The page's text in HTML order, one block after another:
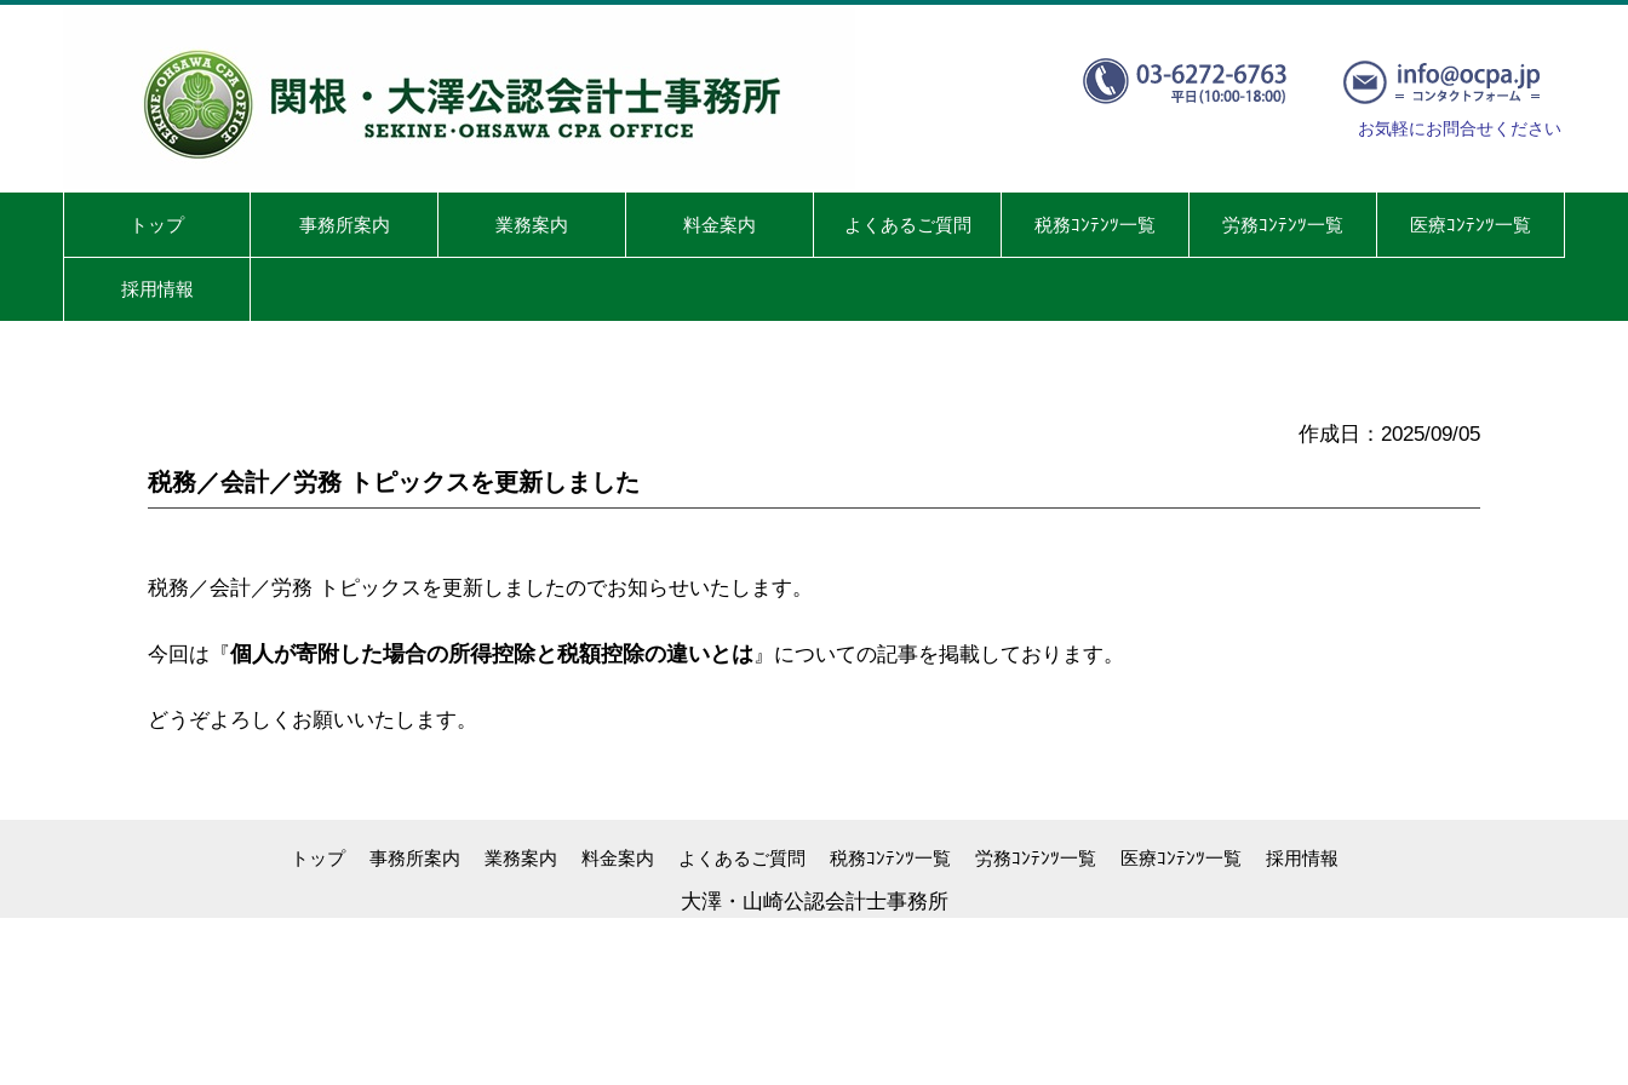
お気軽にお問合せください
トップ 事務所案内 業務案内 料金案内 よくあるご質問 税務ｺﾝﾃﾝﾂ一覧 労務ｺﾝﾃﾝﾂ一覧 医療ｺﾝﾃﾝﾂ一覧
採用情報
作成日：2025/09/05
税務／会計／労務 トピックスを更新しました
税務／会計／労務 トピックスを更新しましたのでお知らせいたします。
今回は 『個人が寄附した場合の所得控除と税額控除の違いとは』 についての記事を掲載しております。
どうぞよろしくお願いいたします。
トップ 事務所案内 業務案内 料金案内 よくあるご質問 税務ｺﾝﾃﾝﾂ一覧 労務ｺﾝﾃﾝﾂ一覧 医療ｺﾝﾃﾝﾂ一覧 採用情報
大澤・山崎公認会計士事務所